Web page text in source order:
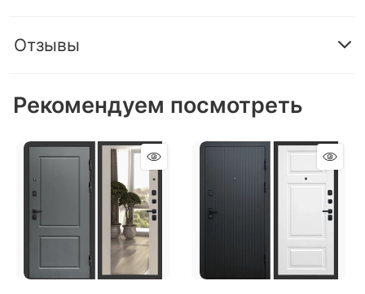
Отзывы
Рекомендуем посмотреть